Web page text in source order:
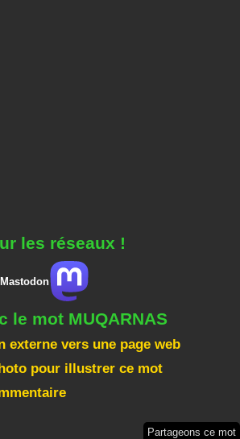
les réseaux !
Mastodon
le mot MUQARNAS
externe vers une page web
pour illustrer ce mot
Partageons ce mot